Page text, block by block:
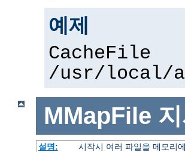
예제
CacheFile
/usr/local/
MMapFile
설명:
시작시 여러 파일을 메모리